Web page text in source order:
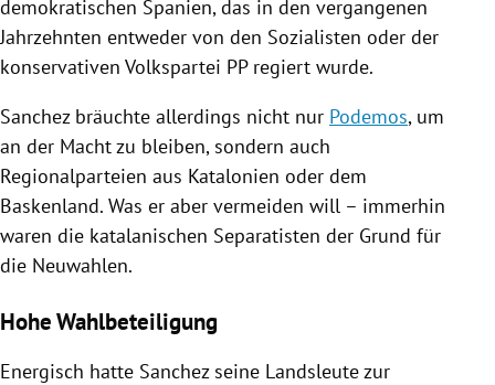
demokratischen Spanien, das in den vergangenen
Jahrzehnten entweder von den Sozialisten oder der
konservativen Volkspartei PP regiert wurde.
Sanchez bräuchte allerdings nicht nur Podemos, um
an der Macht zu bleiben, sondern auch
Regionalparteien aus Katalonien oder dem
Baskenland. Was er aber vermeiden will – immerhin
waren die katalanischen Separatisten der Grund für
die Neuwahlen.
Hohe Wahlbeteiligung
Energisch hatte Sanchez seine Landsleute zur